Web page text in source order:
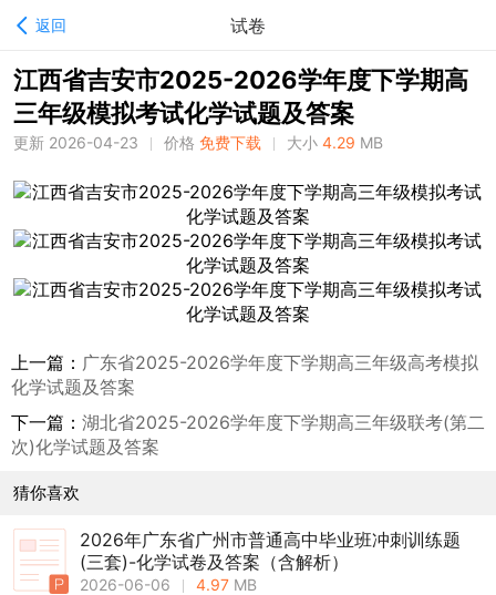
返回 试卷
江西省吉安市2025-2026学年度下学期高
三年级模拟考试化学试题及答案
更新 2026-04-23 价格 免费下载 大小 4.29 MB
上一篇： 广东省2025-2026学年度下学期高三年级高考模拟
化学试题及答案
下一篇： 湖北省2025-2026学年度下学期高三年级联考(第二
次)化学试题及答案
猜你喜欢
2026年广东省广州市普通高中毕业班冲刺训练题
(三套)-化学试卷及答案（含解析）
2026-06-06 4.97 MB